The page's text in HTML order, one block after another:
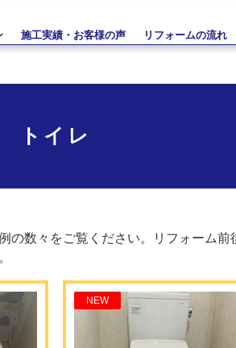
施工実績・お客様の声 リフォームの流れ
トイレ
の数々をご覧ください。リフォーム
NEW